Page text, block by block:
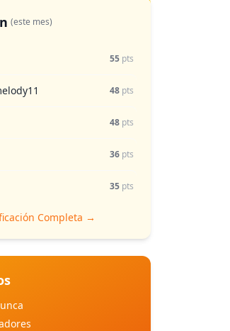
(este mes)
55 pts
48 pts
48 pts
36 pts
35 pts
Completa →